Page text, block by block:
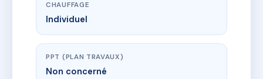
CHAUFFAGE
Individuel
PPT (PLAN TRAVAUX)
Non concerné